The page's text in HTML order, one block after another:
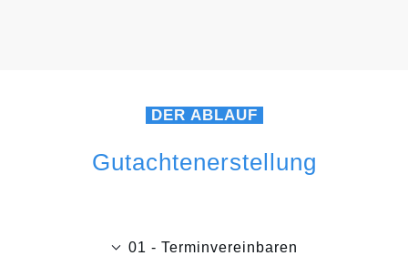
DER ABLAUF
Gutachtenerstellung
01 - Terminvereinbaren